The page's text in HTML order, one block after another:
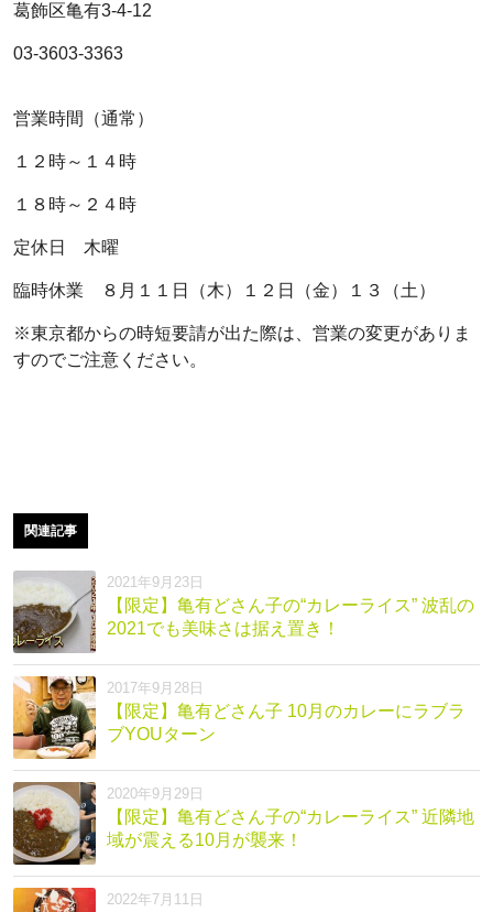
葛飾区亀有3-4-12
03-3603-3363
営業時間（通常）
１２時～１４時
１８時～２４時
定休日 木曜
臨時休業 ８月１１日（木）１２日（金）１３（土）
※東京都からの時短要請が出た際は、営業の変更がありま
すのでご注意ください。
関連記事
2021年9月23日
【限定】亀有どさん子の“カレーライス” 波乱の
2021でも美味さは据え置き！
2017年9月28日
【限定】亀有どさん子 10月のカレーにラブラ
ブYOUターン
2020年9月29日
【限定】亀有どさん子の“カレーライス” 近隣地
域が震える10月が襲来！
2022年7月11日